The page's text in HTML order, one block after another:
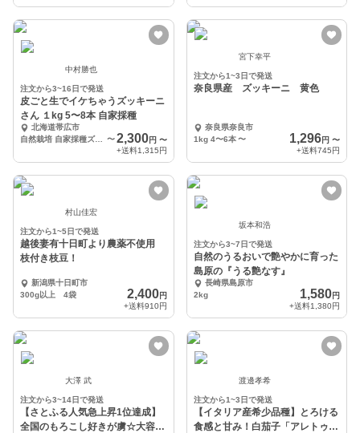
中村勝也
注文から3~16日で発送
皮ごと生でイケちゃうズッキーニ
さん １kg 5〜8本 自家採種
北海道帯広市
自然栽培 自家採種ズッキーニさん １ｋｇ ５～8本入り
〜 2,300円 〜
+送料1,315円
宮下幸平
注文から1~3日で発送
奈良県産 ズッキーニ 黄色
奈良県奈良市
1kg 4〜6本 〜 1,296円 〜
+送料745円
村山佳宏
注文から1~5日で発送
越後妻有十日町より農薬不使用
枝付き枝豆！
新潟県十日町市
300g以上 4袋
2,400円
+送料910円
坂本和浩
注文から3~7日で発送
自然のうるおいで艶やかに育った
島原の『うる艶なす』
長崎県島原市
2kg
1,580円
+送料1,380円
大澤 武
注文から3~14日で発送
【さとふる人気急上昇1位達成】
全国のもろこし好きが虜☆大容量
渡邊孝希
注文から1~3日で発送
【イタリア産希少品種】とろける
食感と甘み！白茄子「アレトゥー